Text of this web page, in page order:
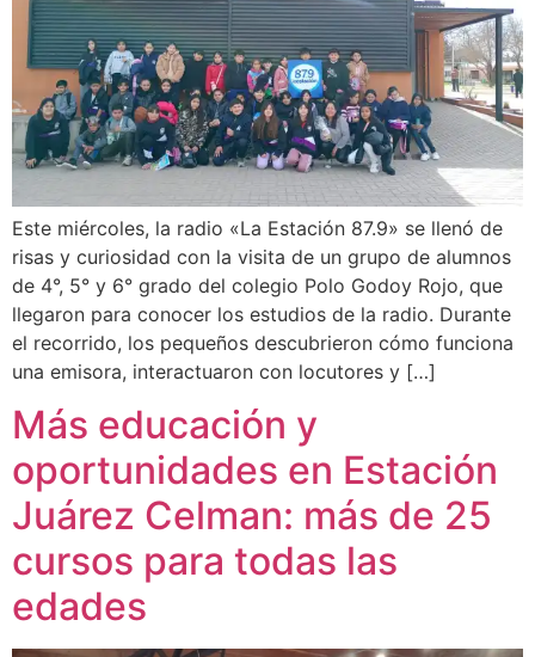
Este miércoles, la radio «La Estación 87.9» se llenó de
risas y curiosidad con la visita de un grupo de alumnos
de 4°, 5° y 6° grado del colegio Polo Godoy Rojo, que
llegaron para conocer los estudios de la radio. Durante
el recorrido, los pequeños descubrieron cómo funciona
una emisora, interactuaron con locutores y […]
Más educación y
oportunidades en Estación
Juárez Celman: más de 25
cursos para todas las
edades